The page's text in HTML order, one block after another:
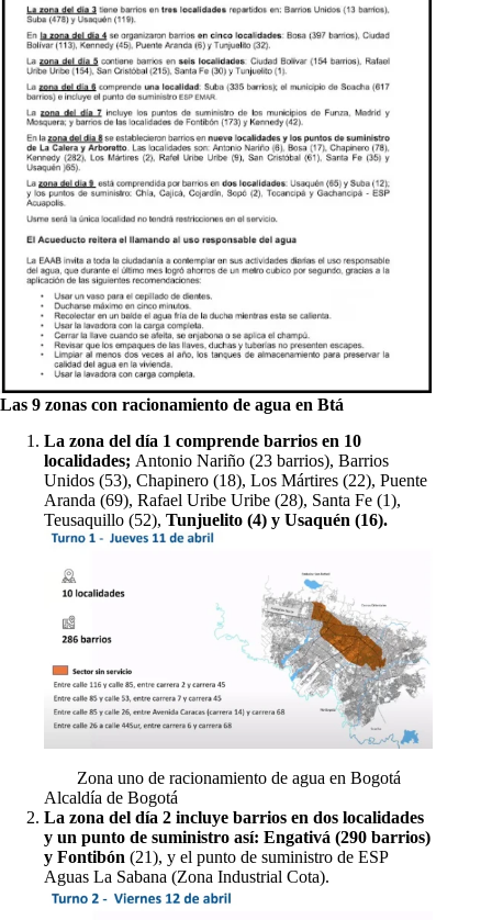
Las 9 zonas con racionamiento de agua en Btá
La zona del día 1 comprende barrios en 10
localidades; Antonio Nariño (23 barrios), Barrios
Unidos (53), Chapinero (18), Los Mártires (22), Puente
Aranda (69), Rafael Uribe Uribe (28), Santa Fe (1),
Teusaquillo (52), Tunjuelito (4) y Usaquén (16).
Zona uno de racionamiento de agua en Bogotá
Alcaldía de Bogotá
La zona del día 2 incluye barrios en dos localidades
y un punto de suministro así: Engativá (290 barrios)
y Fontibón (21), y el punto de suministro de ESP
Aguas La Sabana (Zona Industrial Cota).